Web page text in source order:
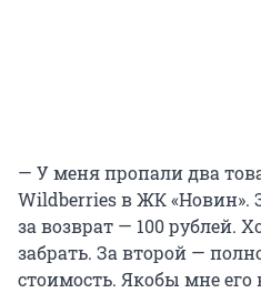
— У меня пропали два
Wildberries в ЖК «Новин».
за возврат — 100 рублей.
забрать. За второй —
стоимость. Якобы мне его